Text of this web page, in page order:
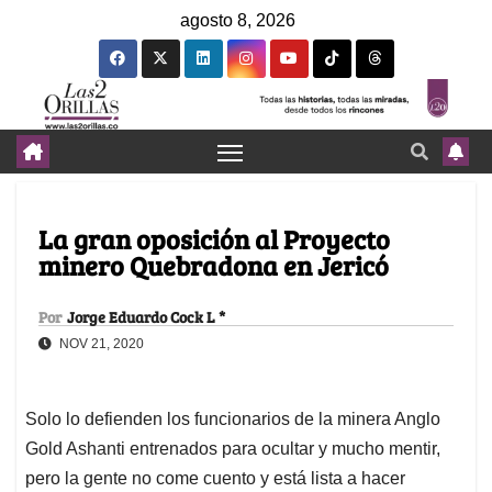
agosto 8, 2026
La gran oposición al Proyecto
minero Quebradona en Jericó
Por Jorge Eduardo Cock L *
NOV 21, 2020
Solo lo defienden los funcionarios de la minera Anglo
Gold Ashanti entrenados para ocultar y mucho mentir,
pero la gente no come cuento y está lista a hacer